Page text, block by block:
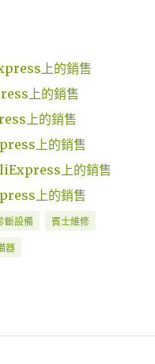
上的銷售
上的銷售
上的銷售
上的銷售
上的銷售
上的銷售
斷設備 賓士維修
器